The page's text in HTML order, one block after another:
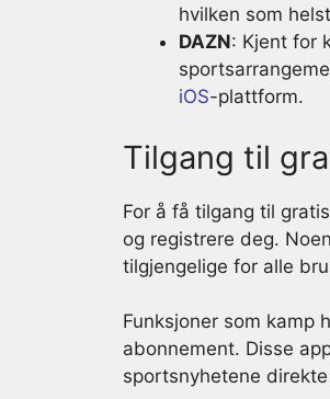
hvilken som helst
DAZN: Kjent for
iOS-plattform.
Tilgang til
For å få tilgang til
og registrere deg.
tilgjengelige for alle
Funksjoner som kamp
abonnement. Disse
sportsnyhetene